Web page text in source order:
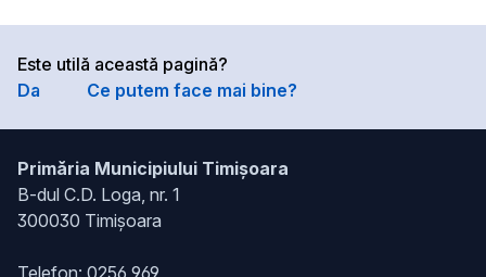
Este utilă această pagină?
Da
Ce putem face mai bine?
Primăria Municipiului Timișoara
B-dul C.D. Loga, nr. 1
300030 Timișoara
Telefon: 0256 969